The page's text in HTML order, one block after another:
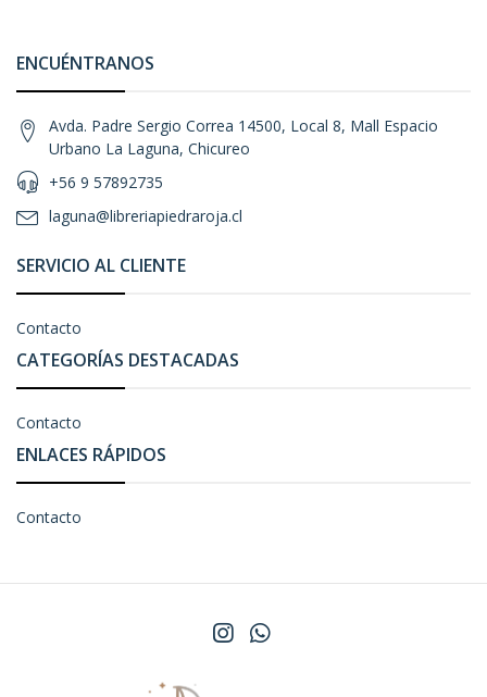
ENCUÉNTRANOS
Avda. Padre Sergio Correa 14500, Local 8, Mall Espacio
Urbano La Laguna, Chicureo
+56 9 57892735
laguna@libreriapiedraroja.cl
SERVICIO AL CLIENTE
Contacto
CATEGORÍAS DESTACADAS
Contacto
ENLACES RÁPIDOS
Contacto